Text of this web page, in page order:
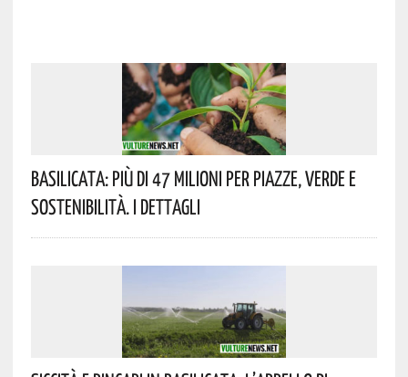
Basilicata: Più Di 47 Milioni Per Piazze, Verde E
Sostenibilità. I Dettagli